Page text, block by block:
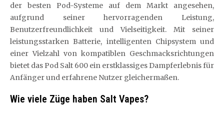
der besten Pod-Systeme auf dem Markt angesehen,
aufgrund seiner hervorragenden Leistung,
Benutzerfreundlichkeit und Vielseitigkeit. Mit seiner
leistungsstarken Batterie, intelligenten Chipsystem und
einer Vielzahl von kompatiblen Geschmacksrichtungen
bietet das Pod Salt 600 ein erstklassiges Dampferlebnis für
Anfänger und erfahrene Nutzer gleichermaßen.
Wie viele Züge haben Salt Vapes?